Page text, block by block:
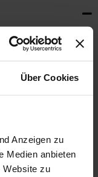
Über Cookies
Anzeigen zu
Medien anbieten
Website zu
ABE